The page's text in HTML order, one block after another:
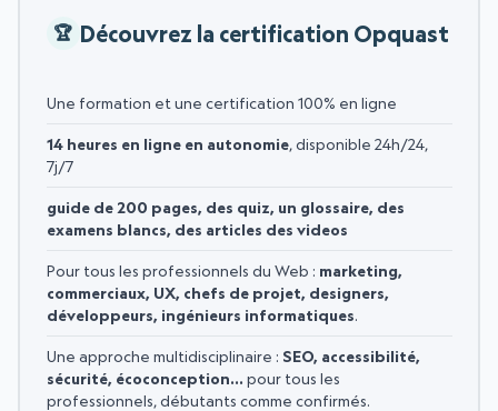
Découvrez la certification Opquast
Une formation et une certification 100% en ligne
14 heures en ligne en autonomie, disponible 24h/24,
7j/7
guide de 200 pages, des quiz, un glossaire, des
examens blancs, des articles des videos
Pour tous les professionnels du Web : marketing,
commerciaux, UX, chefs de projet, designers,
développeurs, ingénieurs informatiques.
Une approche multidisciplinaire : SEO, accessibilité,
sécurité, écoconception… pour tous les
professionnels, débutants comme confirmés.